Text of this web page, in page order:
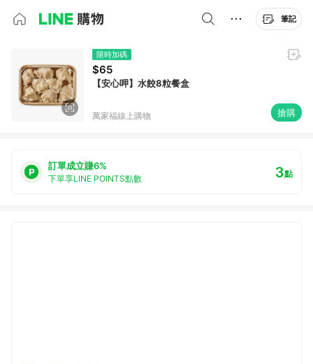
筆記
限時加碼
$65
【安心呷】水餃8粒餐盒
萬家福線上購物 搶購
訂單成立賺6%
下單享LINE POINTS點數 3點